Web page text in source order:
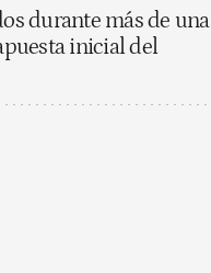
durante más de una
inicial del